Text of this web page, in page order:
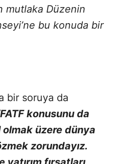
mutlaka Düzenin
bu konuda bir
bir soruya da
konusunu da
üzere dünya
zorundayız.